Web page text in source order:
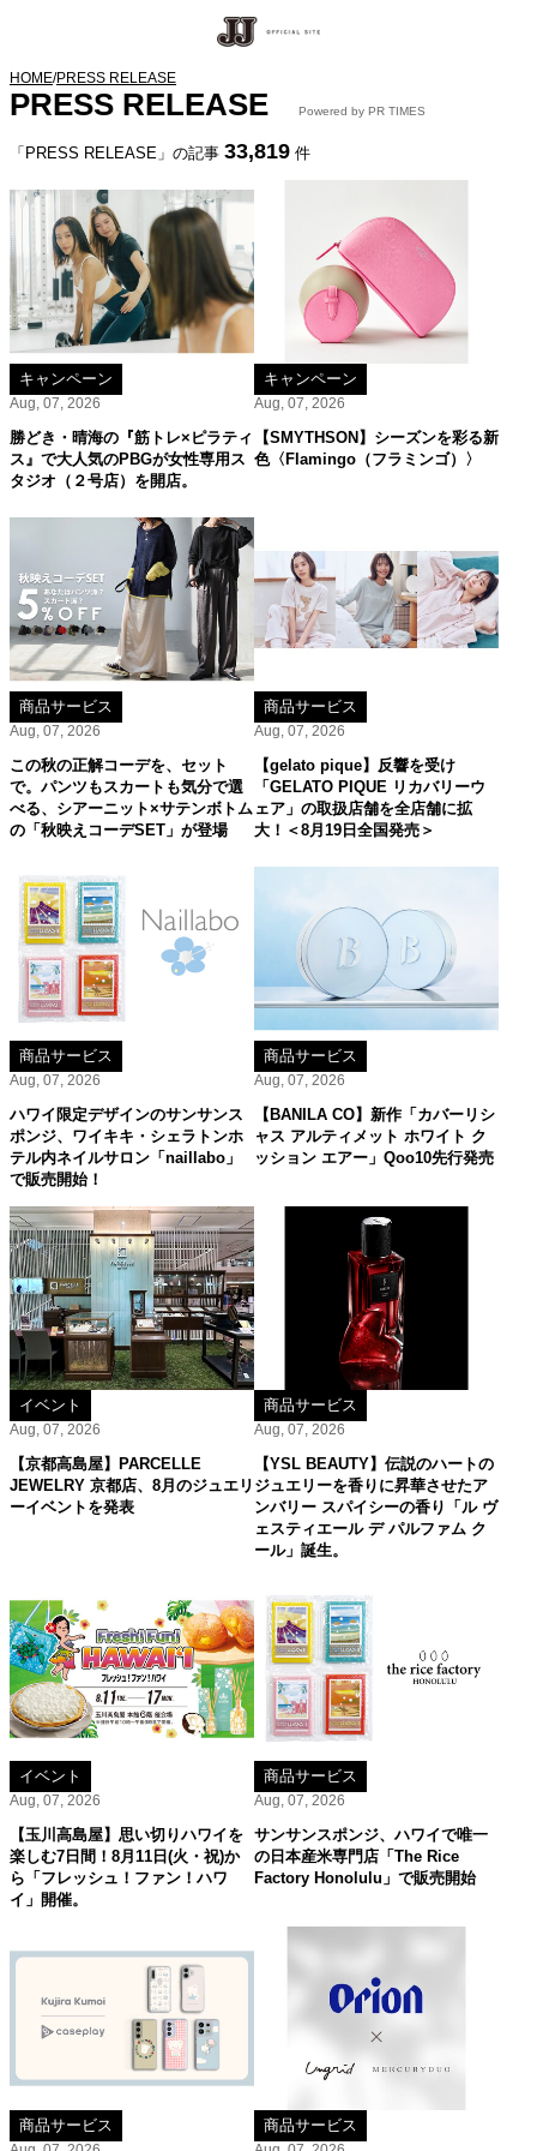
HOME/PRESS RELEASE
PRESS RELEASE Powered by PR TIMES
「PRESS RELEASE」の記事 33,819 件
キャンペーン
Aug, 07, 2026
勝どき・晴海の『筋トレ×ピラティ
ス』で大人気のPBGが女性専用ス
タジオ（２号店）を開店。
キャンペーン
Aug, 07, 2026
【SMYTHSON】シーズンを彩る新
色〈Flamingo（フラミンゴ）〉
商品サービス
Aug, 07, 2026
この秋の正解コーデを、セット
で。パンツもスカートも気分で選
べる、シアーニット×サテンボトム
の「秋映えコーデSET」が登場
商品サービス
Aug, 07, 2026
【gelato pique】反響を受け
「GELATO PIQUE リカバリーウ
ェア」の取扱店舗を全店舗に拡
大！＜8月19日全国発売＞
商品サービス
Aug, 07, 2026
ハワイ限定デザインのサンサンス
ポンジ、ワイキキ・シェラトンホ
テル内ネイルサロン「naillabo」
で販売開始！
商品サービス
Aug, 07, 2026
【BANILA CO】新作「カバーリシ
ャス アルティメット ホワイト ク
ッション エアー」Qoo10先行発売
イベント
Aug, 07, 2026
【京都高島屋】PARCELLE
JEWELRY 京都店、8月のジュエリ
ーイベントを発表
商品サービス
Aug, 07, 2026
【YSL BEAUTY】伝説のハートの
ジュエリーを香りに昇華させたア
ンバリー スパイシーの香り「ル ヴ
ェスティエール デ パルファム ク
ール」誕生。
イベント
Aug, 07, 2026
【玉川高島屋】思い切りハワイを
楽しむ7日間！8月11日(火・祝)か
ら「フレッシュ！ファン！ハワ
イ」開催。
商品サービス
Aug, 07, 2026
サンサンスポンジ、ハワイで唯一
の日本産米専門店「The Rice
Factory Honolulu」で販売開始
商品サービス 商品サービス